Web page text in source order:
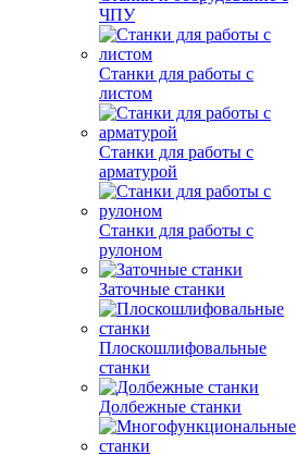
ЧПУ
Станки для работы с
листом
Станки для работы с
арматурой
Станки для работы с
рулоном
Заточные станки
Плоскошлифовальные
станки
Долбежные станки